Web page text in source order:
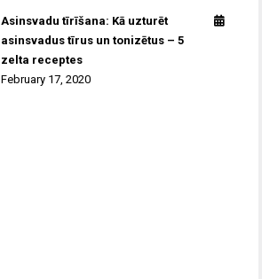
Asinsvadu tīrīšana: Kā uzturēt
asinsvadus tīrus un tonizētus – 5
zelta receptes
February 17, 2020